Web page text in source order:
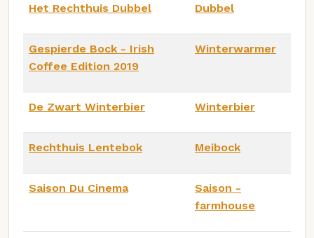
Het Rechthuis Dubbel Dubbel
Gespierde Bock - Irish
Coffee Edition 2019
Winterwarmer
De Zwart Winterbier Winterbier
Rechthuis Lentebok Meibock
Saison Du Cinema
Saison -
farmhouse